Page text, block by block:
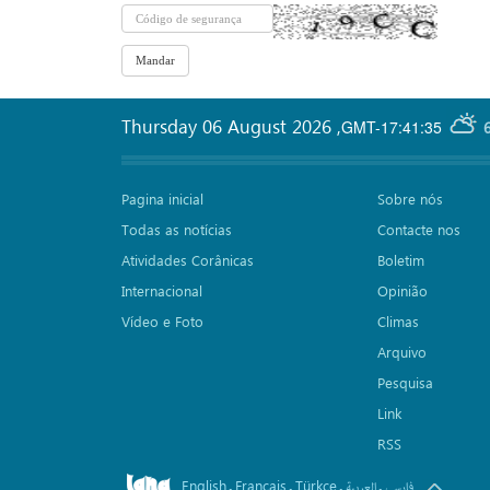
GMT-17:41:35
Thursday 06 August 2026 ,
Pagina inicial
Todas as notícias
Atividades Corânicas
Internacional
Vídeo e Foto
Sobre nós
Contacte nos
Boletim
Opinião
Climas
Arquivo
Pesquisa
Link
RSS
English. Français.Türkçe. .